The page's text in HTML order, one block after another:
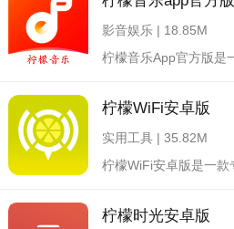
影音娱乐 | 18.85M
柠檬WiFi安卓版
实用工具 | 35.82M
柠檬时光安卓版